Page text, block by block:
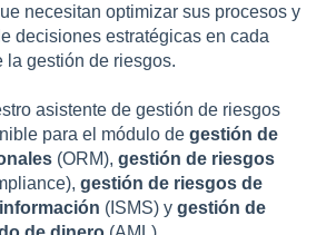
necesitan optimizar sus procesos y
decisiones estratégicas en cada
la gestión de riesgos.
asistente de gestión de riesgos
para el módulo de gestión de
(ORM), gestión de riesgos
gestión de riesgos de
(ISMS) y gestión de